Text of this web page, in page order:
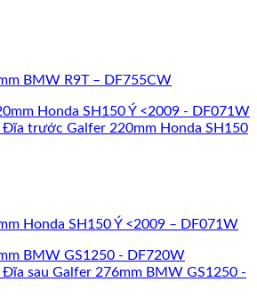
BMW R9T – DF755CW
Honda SH150 Ý <2009 – DF071W